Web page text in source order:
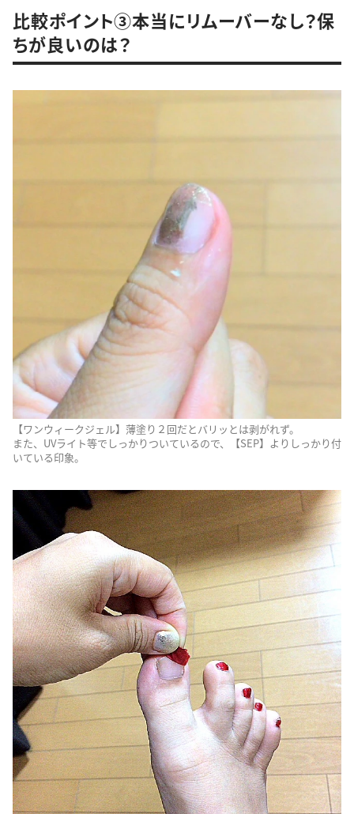
比較ポイント③本当にリムーバーなし？保
ちが良いのは？
【ワンウィークジェル】薄塗り２回だとバリッとは剥がれず。
また、UVライト等でしっかりついているので、【SEP】よりしっかり付
いている印象。